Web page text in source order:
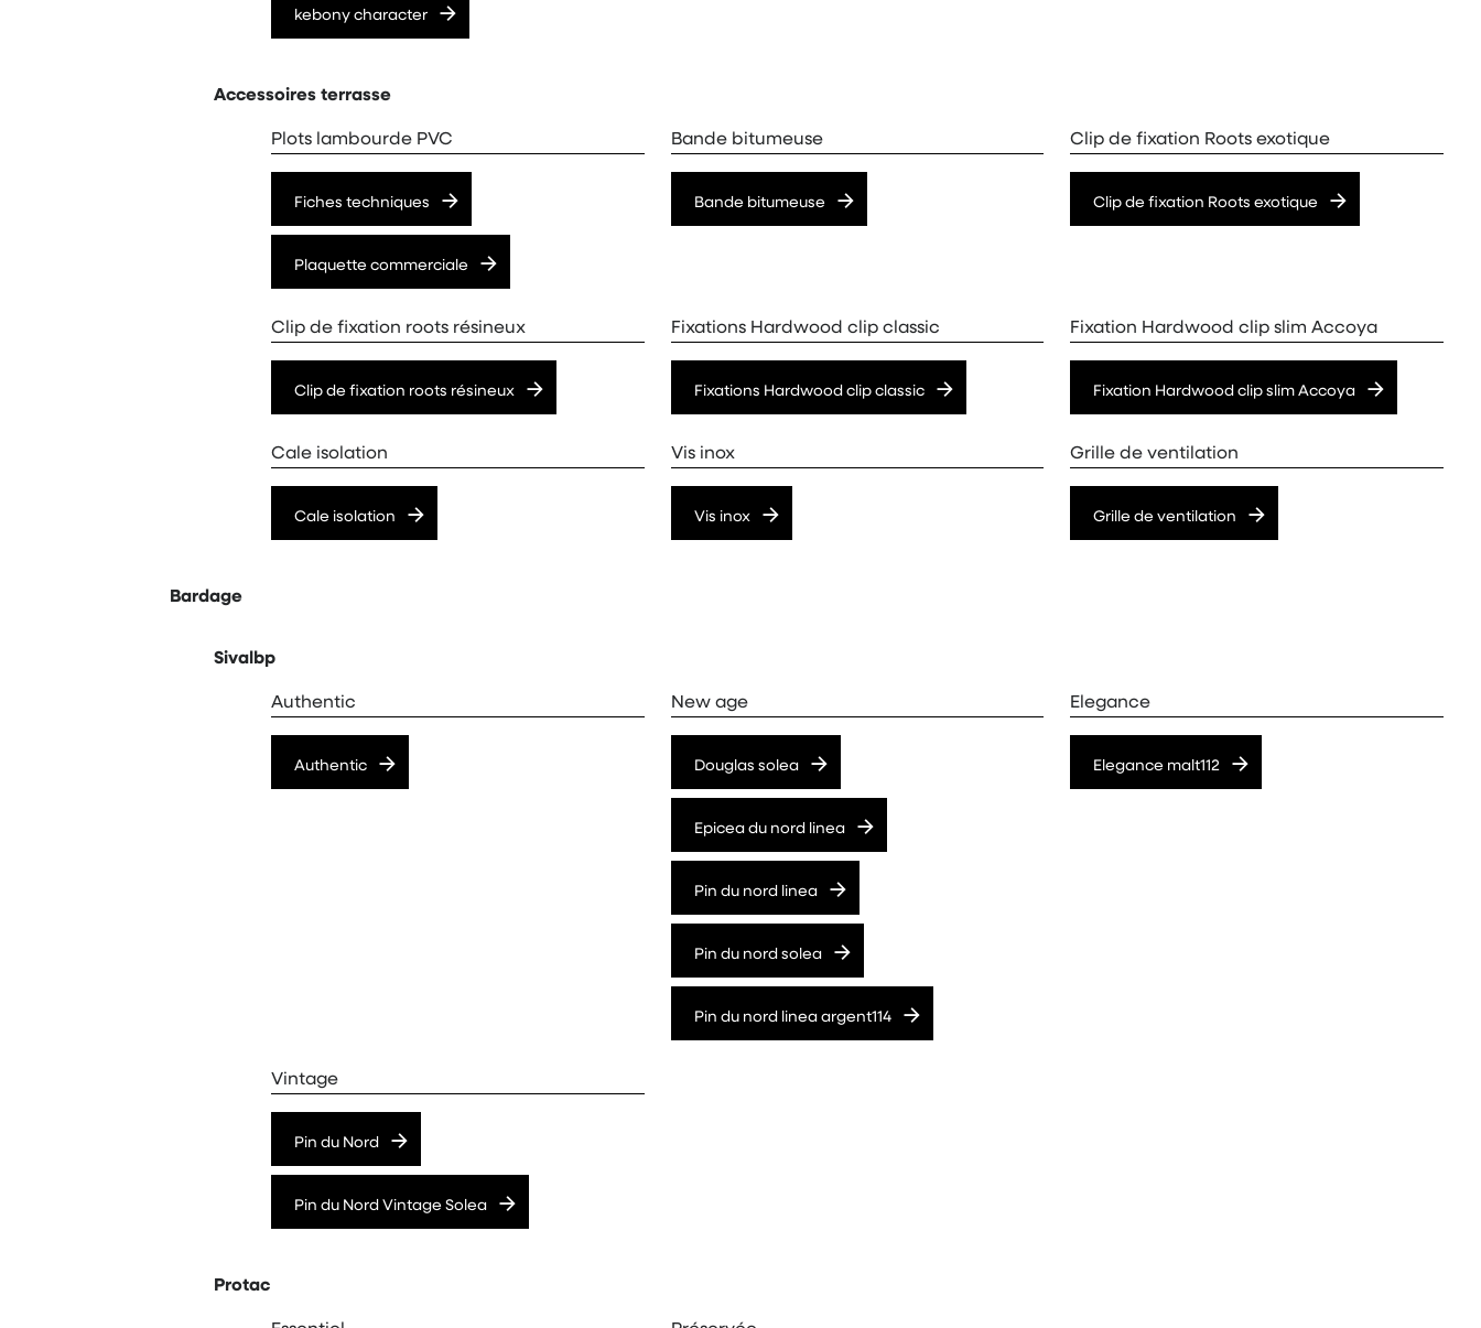
kebony character
Accessoires terrasse
Plots lambourde PVC
Fiches techniques
Plaquette commerciale
Bande bitumeuse
Bande bitumeuse
Clip de fixation Roots exotique
Clip de fixation Roots exotique
Clip de fixation roots résineux
Clip de fixation roots résineux
Fixations Hardwood clip classic
Fixations Hardwood clip classic
Fixation Hardwood clip slim Accoya
Fixation Hardwood clip slim Accoya
Cale isolation
Cale isolation
Vis inox
Vis inox
Grille de ventilation
Grille de ventilation
Bardage
Sivalbp
Authentic
Authentic
New age
Douglas solea
Epicea du nord linea
Pin du nord linea
Pin du nord solea
Pin du nord linea argent114
Elegance
Elegance malt112
Vintage
Pin du Nord
Pin du Nord Vintage Solea
Protac